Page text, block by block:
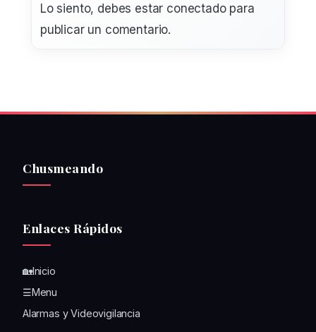
Lo siento, debes estar conectadopara
publicar un comentario.
Chusmeando
Enlaces Rápidos
🏡Inicio
☰Menu
Alarmas y Videovigilancia